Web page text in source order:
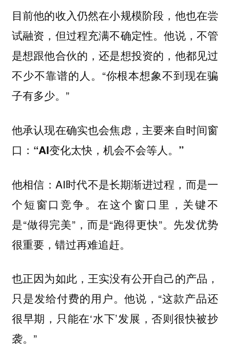
目前他的收入仍然在小规模阶段，他也在尝
试融资，但过程充满不确定性。他说，不管
是想跟他合伙的，还是想投资的，他都见过
不少不靠谱的人。“你根本想象不到现在骗
子有多少。”
他承认现在确实也会焦虑，主要来自时间窗
口： “AI变化太快，机会不会等人。”
他相信：AI时代不是长期渐进过程，而是一
个短窗口竞争。在这个窗口里，关键不
是“做得完美”，而是“跑得更快”。先发优势
很重要，错过再难追赶。
也正因为如此，王实没有公开自己的产品，
只是发给付费的用户。他说，“这款产品还
很早期，只能在‘水下’发展，否则很快被抄
袭。”